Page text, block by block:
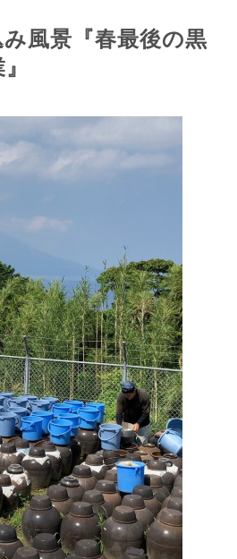
風景『春最後の黒